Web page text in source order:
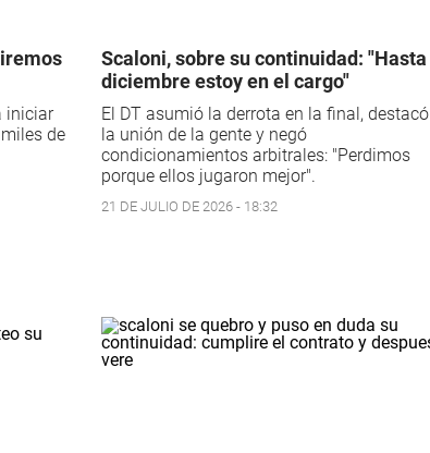
iniciar
de
Scaloni, sobre su continuidad: "Hasta
diciembre estoy en el cargo"
El DT asumió la derrota en la final, destacó
la unión de la gente y negó
condicionamientos arbitrales: "Perdimos
porque ellos jugaron mejor".
21 DE JULIO DE 2026 - 18:32